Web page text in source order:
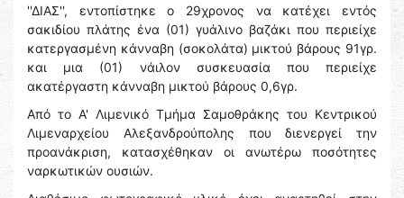
''ΔΙΑΣ'', εντοπίστηκε ο 29χρονος να κατέχει εντός
σακιδίου πλάτης ένα (01) γυάλινο βαζάκι που περιείχε
κατεργασμένη κάνναβη (σοκολάτα) μικτού βάρους 91γρ.
και μια (01) νάιλον συσκευασία που περιείχε
ακατέργαστη κάνναβη μικτού βάρους 0,6γρ.
Από το Α' Λιμενικό Τμήμα Σαμοθράκης του Κεντρικού
Λιμεναρχείου Αλεξανδρούπολης που διενεργεί την
προανάκριση, κατασχέθηκαν οι ανωτέρω ποσότητες
ναρκωτικών ουσιών.